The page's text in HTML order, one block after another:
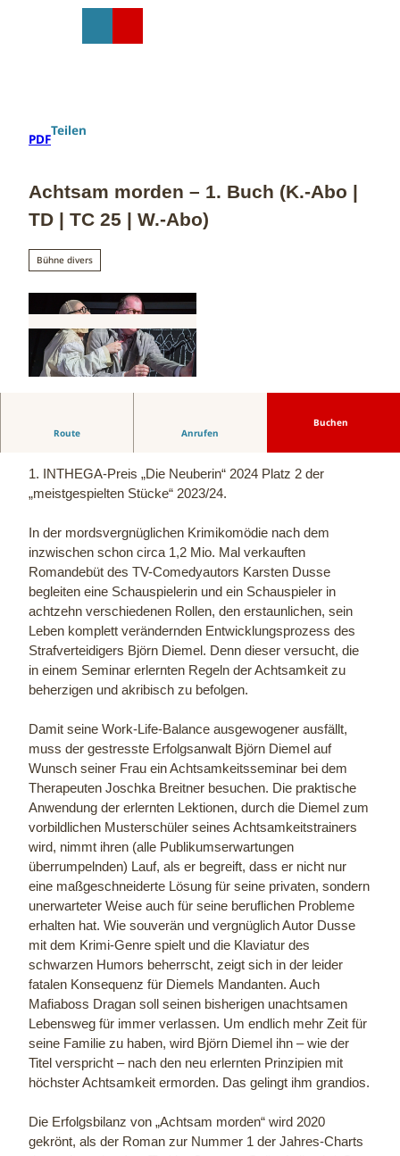
PDF
Teilen
Achtsam morden – 1. Buch (K.-Abo |
TD | TC 25 | W.-Abo)
Bühne divers
Route Anrufen
Buchen
Nach dem Bestsellerroman von Karsten Dusse
1. INTHEGA-Preis „Die Neuberin“ 2024 Platz 2 der
„meistgespielten Stücke“ 2023/24.
In der mordsvergnüglichen Krimikomödie nach dem
inzwischen schon circa 1,2 Mio. Mal verkauften
Romandebüt des TV-Comedyautors Karsten Dusse
begleiten eine Schauspielerin und ein Schauspieler in
achtzehn verschiedenen Rollen, den erstaunlichen, sein
Leben komplett verändernden Entwicklungsprozess des
Strafverteidigers Björn Diemel. Denn dieser versucht, die
in einem Seminar erlernten Regeln der Achtsamkeit zu
beherzigen und akribisch zu befolgen.
Damit seine Work-Life-Balance ausgewogener ausfällt,
muss der gestresste Erfolgsanwalt Björn Diemel auf
Wunsch seiner Frau ein Achtsamkeitsseminar bei dem
Therapeuten Joschka Breitner besuchen. Die praktische
Anwendung der erlernten Lektionen, durch die Diemel zum
vorbildlichen Musterschüler seines Achtsamkeitstrainers
wird, nimmt ihren (alle Publikumserwartungen
überrumpelnden) Lauf, als er begreift, dass er nicht nur
eine maßgeschneiderte Lösung für seine privaten, sondern
unerwarteter Weise auch für seine beruflichen Probleme
erhalten hat. Wie souverän und vergnüglich Autor Dusse
mit dem Krimi-Genre spielt und die Klaviatur des
schwarzen Humors beherrscht, zeigt sich in der leider
fatalen Konsequenz für Diemels Mandanten. Auch
Mafiaboss Dragan soll seinen bisherigen unachtsamen
Lebensweg für immer verlassen. Um endlich mehr Zeit für
seine Familie zu haben, wird Björn Diemel ihn – wie der
Titel verspricht – nach den neu erlernten Prinzipien mit
höchster Achtsamkeit ermorden. Das gelingt ihm grandios.
Die Erfolgsbilanz von „Achtsam morden“ wird 2020
gekrönt, als der Roman zur Nummer 1 der Jahres-Charts